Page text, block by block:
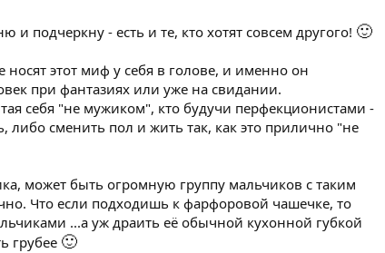
подчеркну - есть и те, кто хотят совсем другого! 🙂
этот миф у себя в голове, и именно он
при фантазиях или уже на свидании.
себя "не мужиком", кто будучи перфекционистами -
сменить пол и жить так, как это прилично "не
может быть огромную группу мальчиков с таким
Что если подходишь к фарфоровой чашечке, то
...а уж драить её обычной кухонной губкой
грубее 🙂